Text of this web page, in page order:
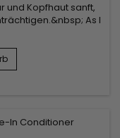
und Kopfhaut sanft,
As I
Weise Talg von der
die von
Mit seiner
und